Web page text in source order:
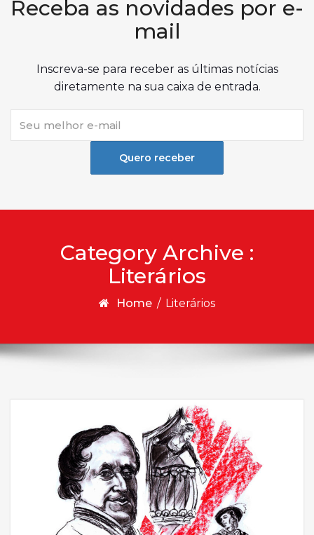
Receba as novidades por e-
mail
Inscreva-se para receber as últimas notícias
diretamente na sua caixa de entrada.
Quero receber
Category Archive :
Literários
Home / Literários